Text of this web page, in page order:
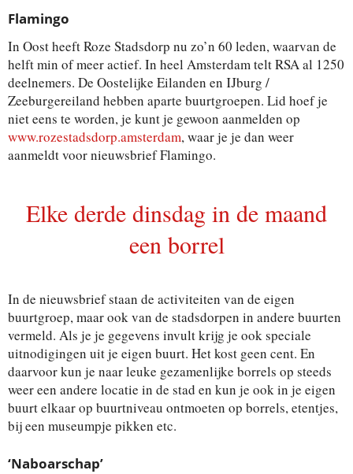
Flamingo
In Oost heeft Roze Stadsdorp nu zo’n 60 leden, waarvan de
helft min of meer actief. In heel Amsterdam telt RSA al 1250
deelnemers. De Oostelijke Eilanden en IJburg /
Zeeburgereiland hebben aparte buurtgroepen. Lid hoef je
niet eens te worden, je kunt je gewoon aanmelden op
www.rozestadsdorp.amsterdam, waar je je dan weer
aanmeldt voor nieuwsbrief Flamingo.
Elke derde dinsdag in de maand
een borrel
In de nieuwsbrief staan de activiteiten van de eigen
buurtgroep, maar ook van de stadsdorpen in andere buurten
vermeld. Als je je gegevens invult krijg je ook speciale
uitnodigingen uit je eigen buurt. Het kost geen cent. En
daarvoor kun je naar leuke gezamenlijke borrels op steeds
weer een andere locatie in de stad en kun je ook in je eigen
buurt elkaar op buurtniveau ontmoeten op borrels, etentjes,
bij een museumpje pikken etc.
‘Naboarschap’